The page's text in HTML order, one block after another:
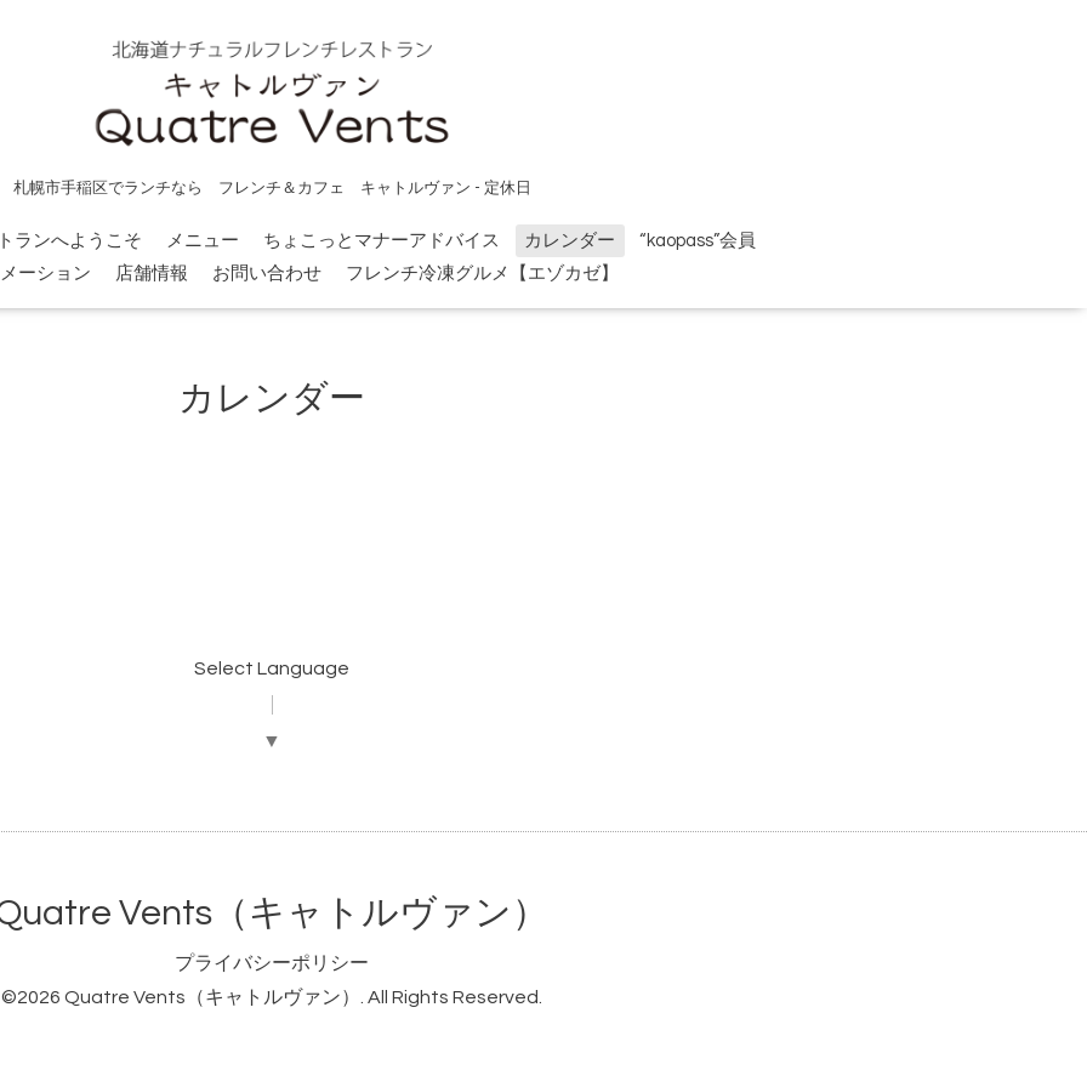
札幌市手稲区でランチなら フレンチ＆カフェ キャトルヴァン - 定休日
ランへようこそ メニュー ちょこっとマナーアドバイス カレンダー
“kaopass”会員
ーション
店舗情報 お問い合わせ フレンチ冷凍グルメ【エゾカゼ】
カレンダー
Select Language
▼
Vents（キャトルヴァン）
プライバシーポリシー
©2026 Quatre Vents（キャトルヴァン） . All Rights Reserved.